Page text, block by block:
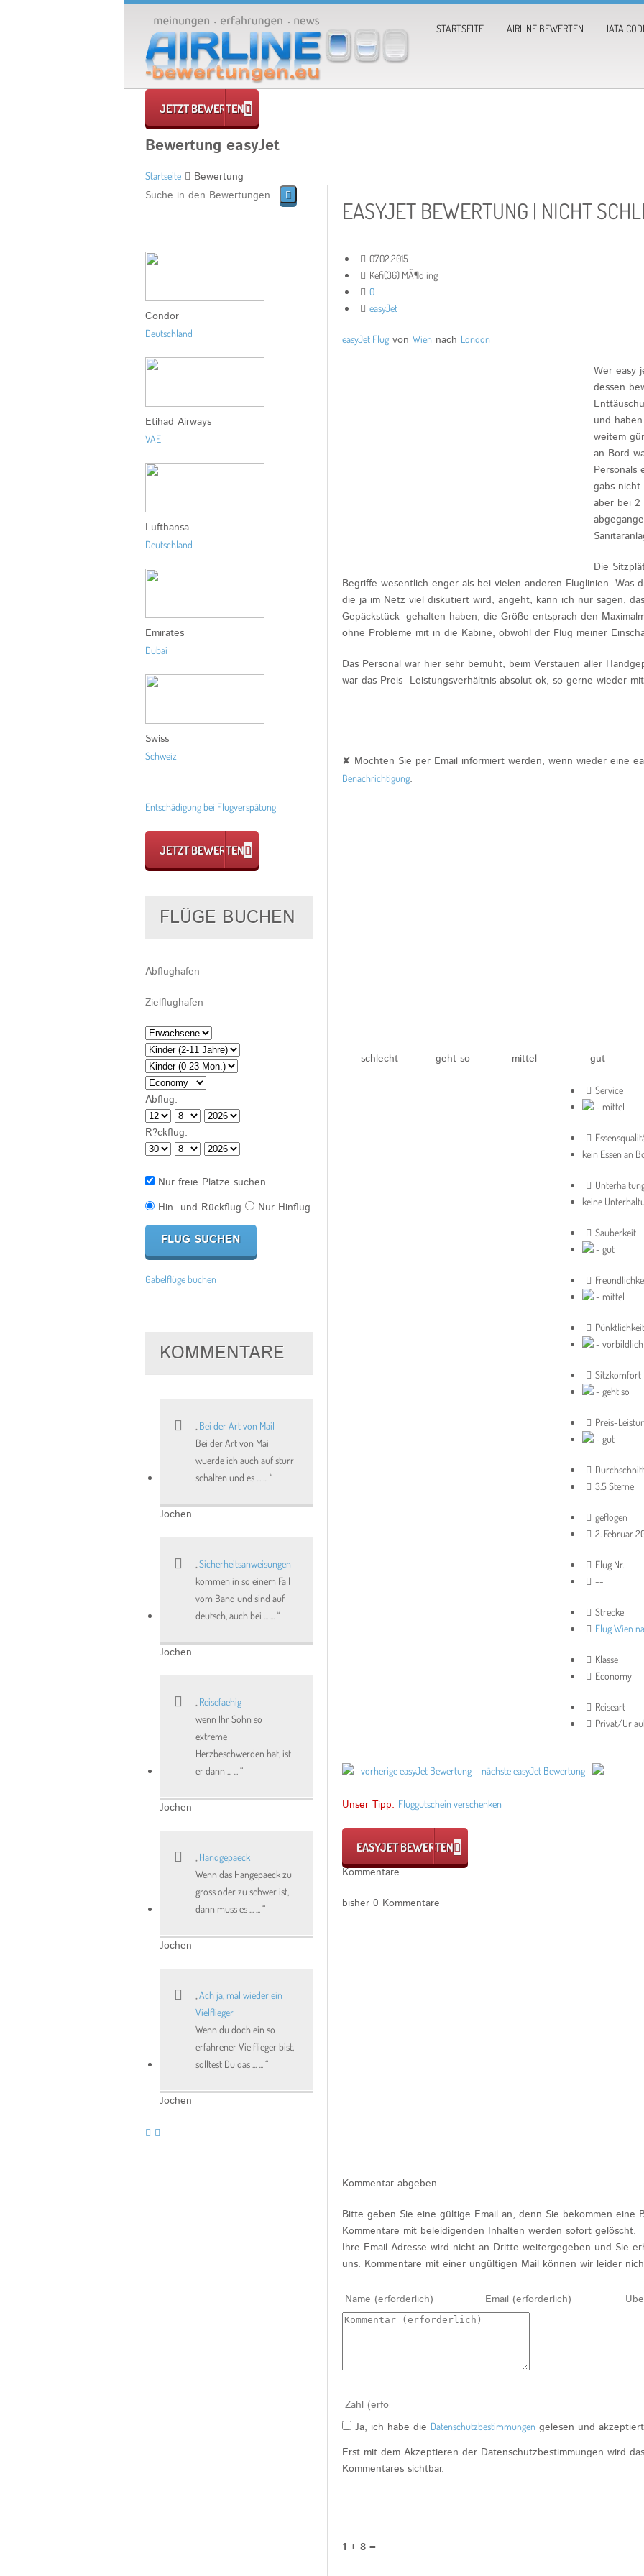
STARTSEITE AIRLINE BEWERTEN IATA
JETZT BEWERTEN
Bewertung easyJet
Startseite Bewertung
EASYJET BEWERTUNG | NICHT
07.02.2015
Kefi(36) MÃ¶dling
0
easyJet
easyJet Flug vonWien nach London
Wer easy
dessen
und
weitem
an Bord
Personals
gabs
aber bei 2
Die
Begriffe wesentlich enger als bei vielen anderen Fluglinien. Was
die ja im Netz viel diskutiert wird, angeht, kann ich nur sagen,
Gepäckstück- gehalten haben, die Größe entsprach den
ohne Probleme mit in die Kabine, obwohl der Flug meiner
Das Personal war hier sehr bemüht, beim Verstauen aller
war das Preis- Leistungsverhältnis absolut ok, so gerne wieder
✘ Möchten Sie per Email informiert werden, wenn wieder eine
Benachrichtigung.
- schlecht - geht so - mittel - gut
Service
- mittel
kein Essen an
keine
Sauberkeit
- gut
- mittel
Pünktlichkeit
- vorbildlich
Sitzkomfort
- geht so
Preis-
- gut
Durchschnitt
3.5 Sterne
geflogen
2. Februar
Flug Nr.
--
Strecke
Flug Wien
Klasse
Economy
Reiseart
Privat/
vorherige easyJet Bewertung nächste easyJet Bewertung
Unser Tipp: Fluggutschein verschenken
EASYJET BEWERTEN
Kommentare
bisher 0 Kommentare
Kommentar abgeben
Bitte geben Sie eine gültige Email an, denn Sie bekommen eine
Kommentare mit beleidigenden Inhalten werden sofort gelöscht.
Ihre Email Adresse wird nicht an Dritte weitergegeben und Sie
uns. Kommentare mit einer ungültigen Mail können wir leider
1 + 8 =
Ja, ich habe die Datenschutzbestimmungen gelesen und
Erst mit dem Akzeptieren der Datenschutzbestimmungen wird
Kommentares sichtbar.
Condor
Deutschland
Etihad Airways
VAE
Lufthansa
Deutschland
Emirates
Dubai
Swiss
Schweiz
Entschädigung bei Flugverspätung
JETZT BEWERTEN
FLÜGE BUCHEN
Abflug:
R?ckflug:
Nur freie Plätze suchen
Hin- und Rückflug
Nur Hinflug
Gabelflüge buchen
KOMMENTARE
Bei der Art von Mail
Bei der Art von Mail
wuerde ich auch auf sturr
schalten und es ... ...
Jochen
Sicherheitsanweisungen
kommen in so einem Fall
vom Band und sind auf
deutsch, auch bei ... ...
Jochen
Reisefaehig
wenn Ihr Sohn so
extreme
Herzbeschwerden hat, ist
er dann ... ...
Jochen
Handgepaeck
Wenn das Hangepaeck zu
gross oder zu schwer ist,
dann muss es ... ...
Jochen
Ach ja, mal wieder ein
Vielflieger
Wenn du doch ein so
erfahrener Vielflieger bist,
solltest Du das ... ...
Jochen